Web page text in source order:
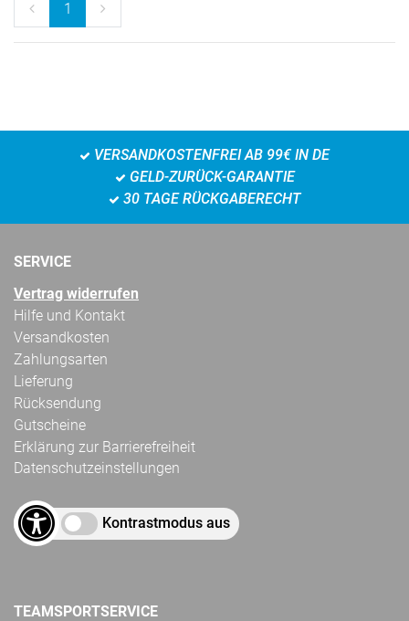
1
VERSANDKOSTENFREI AB 99€ IN DE
GELD-ZURÜCK-GARANTIE
30 TAGE RÜCKGABERECHT
SERVICE
Vertrag widerrufen
Hilfe und Kontakt
Versandkosten
Zahlungsarten
Lieferung
Rücksendung
Gutscheine
Erklärung zur Barrierefreiheit
Datenschutzeinstellungen
Kontrastmodus aus
TEAMSPORTSERVICE